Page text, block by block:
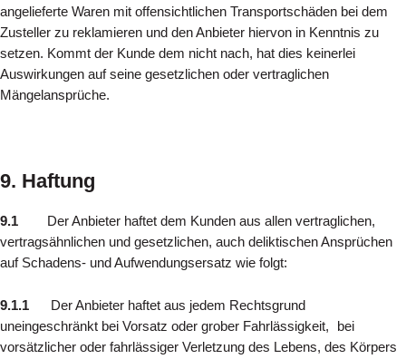
angelieferte Waren mit offensichtlichen Transportschäden bei dem
Zusteller zu reklamieren und den Anbieter hiervon in Kenntnis zu
setzen. Kommt der Kunde dem nicht nach, hat dies keinerlei
Auswirkungen auf seine gesetzlichen oder vertraglichen
Mängelansprüche.
9. Haftung
9.1
Der Anbieter haftet dem Kunden aus allen vertraglichen,
vertragsähnlichen und gesetzlichen, auch deliktischen Ansprüchen
auf Schadens- und Aufwendungsersatz wie folgt:
9.1.1
Der Anbieter haftet aus jedem Rechtsgrund
uneingeschränkt bei Vorsatz oder grober Fahrlässigkeit, bei
vorsätzlicher oder fahrlässiger Verletzung des Lebens, des Körpers